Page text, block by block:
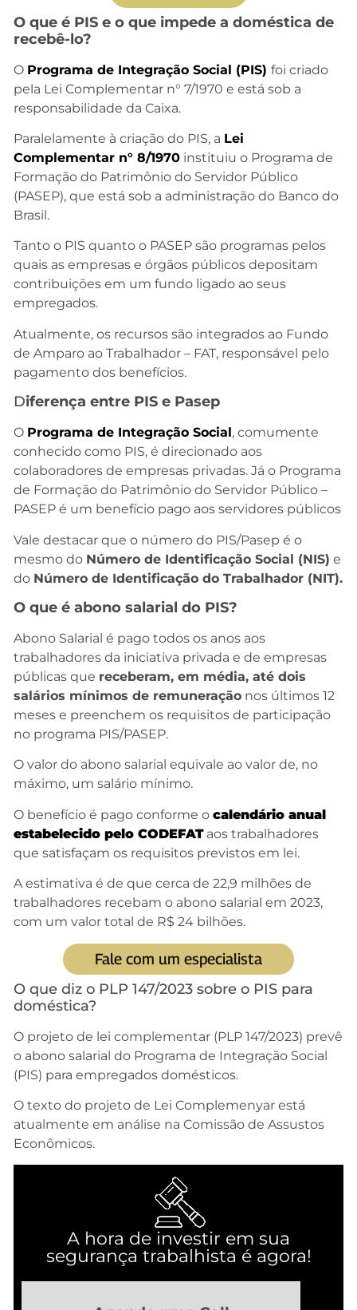
O que é PIS e o que impede a doméstica de
recebê-lo?
O Programa de Integração Social (PIS) foi criado
pela Lei Complementar n° 7/1970 e está sob a
responsabilidade da Caixa​.
Paralelamente à criação do PIS, a Lei
Complementar n° 8/1970 instituiu o Programa de
Formação do Patrimônio do Servidor Público
(PASEP), que está sob a administração do Banco do
Brasil.​
Tanto o PIS quanto o PASEP são programas pelos
quais as empresas e órgãos públicos depositam
contribuições em um fundo ligado ao seus
empregados.
Atualmente, os recursos são integrados ao Fundo
de Amparo ao Trabalhador – FAT, responsável pelo
pagamento dos benefícios.
Diferença entre PIS e Pasep
O Programa de Integração Social, comumente
conhecido como PIS, é direcionado aos
colaboradores de empresas privadas. Já o Programa
de Formação do Patrimônio do Servidor Público –
PASEP é um benefício pago aos servidores públicos
Vale destacar que o número do PIS/Pasep é o
mesmo do Número de Identificação Social (NIS) e
do Número de Identificação do Trabalhador (NIT).
O que é abono salarial do PIS?
Abono Salarial é pago todos os anos aos
trabalhadores da iniciativa privada e de empresas
públicas que receberam, em média, até dois
salários mínimos de remuneração nos últimos 12
meses e preenchem os requisitos de participação
no programa PIS/PASEP.
O valor do abono salarial equivale ao valor de, no
máximo, um salário mínimo.
O benefício é pago conforme o calendário anual
estabelecido pelo CODEFATaos trabalhadores
que satisfaçam os requisitos previstos em lei.
A estimativa é de que cerca de 22,9 milhões de
trabalhadores recebam o abono salarial em 2023,
com um valor total de R$ 24 bilhões.
Fale com um especialista
O que diz o PLP 147/2023 sobre o PIS para
doméstica?
O projeto de lei complementar (PLP 147/2023) prevê
o abono salarial do Programa de Integração Social
(PIS) para empregados domésticos.
O texto do projeto de Lei Complemenyar está
atualmente em análise na Comissão de Assustos
Econômicos.
A hora de investir em sua
segurança trabalhista é agora!